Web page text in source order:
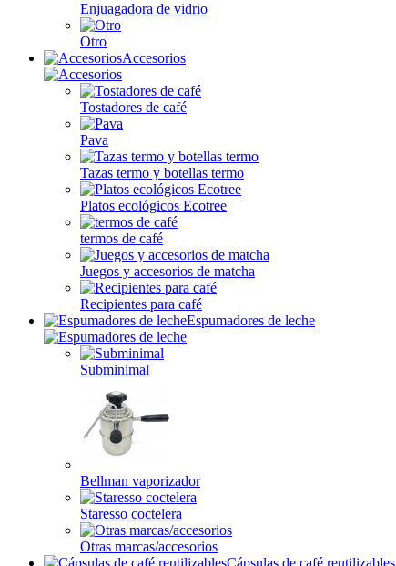
Enjuagadora de vidrio
Otro
Accesorios
Tostadores de café
Pava
Tazas termo y botellas termo
Platos ecológicos Ecotree
termos de café
Juegos y accesorios de matcha
Recipientes para café
Espumadores de leche
Subminimal
Bellman vaporizador
Staresso coctelera
Otras marcas/accesorios
Cápsulas de café reutilizables